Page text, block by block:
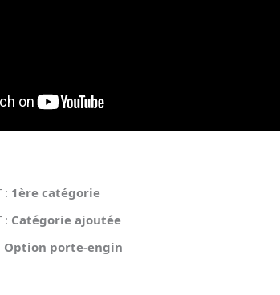
: 1ère catégorie
: Catégorie ajoutée
Option porte-engin